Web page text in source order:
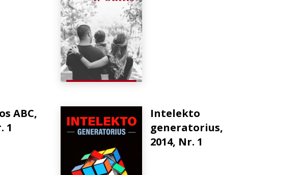
ABC,
1
Intelekto
generatorius,
2014, Nr. 1